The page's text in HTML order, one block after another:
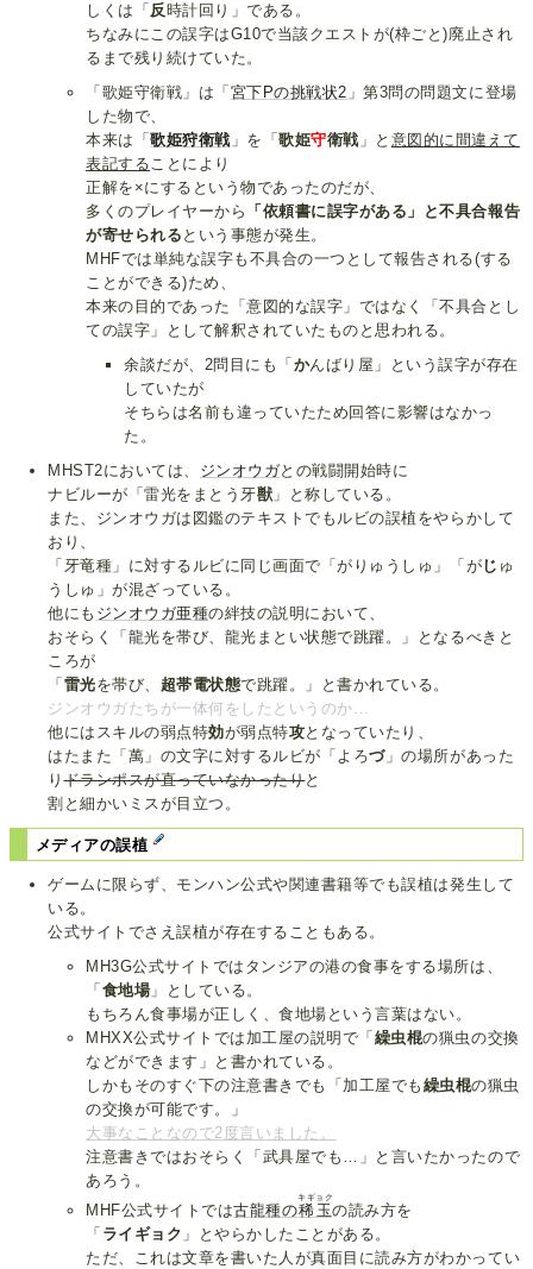
しくは「 反時計回り」である。
ちなみにこの誤字はG10で当該クエストが(枠ごと)廃止され
るまで残り続けていた。
「歌姫守衛戦」は「 宮下Pの挑戦状2 」第3問の問題文に登場
した物で、
本来は「歌姫狩衛戦 」を「歌姫守衛戦 」と 意図的に間違えて
表記することにより
正解を×にするという物であったのだが、
多くのプレイヤーから 「依頼書に誤字がある」と不具合報告
が寄せられる という事態が発生。
MHFでは単純な誤字も不具合の一つとして報告される(する
ことができる)ため、
本来の目的であった「意図的な誤字」ではなく「不具合とし
ての誤字」として解釈されていたものと思われる。
余談だが、2問目にも「 かんばり屋」という誤字が存在
していたが
そちらは名前も違っていたため回答に影響はなかっ
た。
MHST2においては、 ジンオウガとの戦闘開始時に
ナビルーが「雷光をまとう牙獣 」と称している。
また、ジンオウガは図鑑のテキストでもルビの誤植をやらかして
おり、
「牙竜種」に対するルビに同じ画面で「がりゅうしゅ」「が じ ゅ
うしゅ」が混ざっている。
他にも ジンオウガ亜種の絆技の説明において、
おそらく「龍光を帯び、龍光まとい状態で跳躍。」となるべきと
ころが
「 雷光を帯び、 超帯電状態で跳躍。」と書かれている。
ジンオウガたちが一体何をしたというのか…
他にはスキルの弱点特効が弱点特攻となっていたり、
はたまた「萬」の文字に対するルビが「よろづ」の場所があった
りドランポスが直っていなかったりと
割と細かいミスが目立つ。
メディアの誤植
ゲームに限らず、モンハン公式や関連書籍等でも誤植は発生して
いる。
公式サイトでさえ誤植が存在することもある。
MH3G公式サイトではタンジアの港の食事をする場所は、
「食地場」としている。
もちろん食事場が正しく、食地場という言葉はない。
MHXX公式サイトでは加工屋の説明で「繰虫棍の猟虫の交換
などができます」と書かれている。
しかもそのすぐ下の注意書きでも「加工屋でも 繰虫棍の猟虫
の交換が可能です。」
大事なことなので2度言いました。
注意書きではおそらく「武具屋でも…」と言いたかったので
あろう。
MHF公式サイトでは古龍種の稀玉
キギョク
の読み方を
「 ライギョク 」とやらかしたことがある。
ただ、これは文章を書いた人が真面目に読み方がわかってい